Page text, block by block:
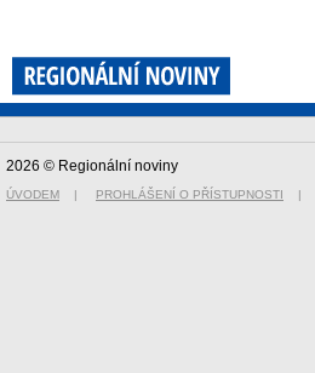
2026 © Regionální noviny
ÚVODEM | PROHLÁŠENÍ O PŘÍSTUPNOSTI |